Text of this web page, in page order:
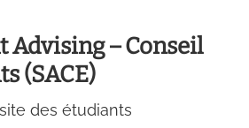
Advising – Conseil
(SACE)
des étudiants